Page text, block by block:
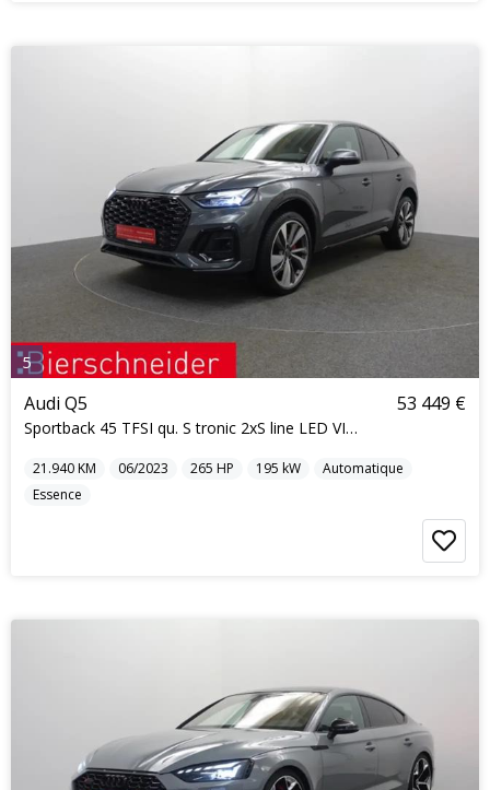
5
Audi Q5
Sportback 45 TFSI qu. S tronic 2xS line LED VIRTUA
53 449 €
21.940KM 06/2023 265 HP 195 kW
Automatique
Essence